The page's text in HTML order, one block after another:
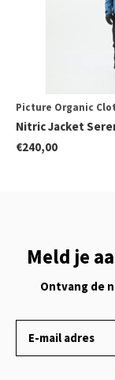
Picture Organic
Nitric Jacket
€240,00
Meld je
Ontvang de